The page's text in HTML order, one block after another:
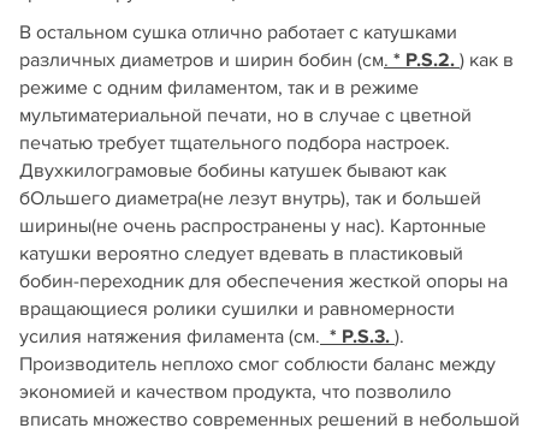
В остальном сушка отлично работает с катушками
различных диаметров и ширин бобин (см. * P.S.2. ) как в
режиме с одним филаментом, так и в режиме
мультиматериальной печати, но в случае с цветной
печатью требует тщательного подбора настроек.
Двухкилограмовые бобины катушек бывают как
бОльшего диаметра(не лезут внутрь), так и большей
ширины(не очень распространены у нас). Картонные
катушки вероятно следует вдевать в пластиковый
бобин-переходник для обеспечения жесткой опоры на
вращающиеся ролики сушилки и равномерности
усилия натяжения филамента (см. * P.S.3. ).
Производитель неплохо смог соблюсти баланс между
экономией и качеством продукта, что позволило
вписать множество современных решений в небольшой